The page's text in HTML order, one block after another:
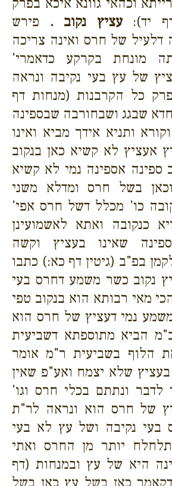
יד):עציץ נקוב . פירש
דלעיל של חרס ואינה צריכה
מונחת בקרקע כדאמרי'
של עץ בעי נקיבה ונראה
כל הקרבנות (מנחות דף
שבגג ושבחורבה שבספינה
ותניא אידך מביא ואינו
אעציץ לא קשיא כאן בנקוב
ספינה אספינה נמי לא קשיא
בשל חרס ומדלא משני
כו' מכלל דשל חרס אפי'
כנקובה ואתא לאשמועינן
שאינו בעציץ וקשה
בפ"ב (גיטין דף כא:) כתבו
נקוב כשר משמע דחרס בעי
מאי רבותא הוא בנקוב טפי
נמי דעציץ של חרס הוא
הביא מתוספתא דשביעית
הלוף בשביעית ר"מ אומר
שלא יצמח ואע"פ שאין
לדבר ונתתם בכלי חרס וגו'
של חרס הוא ונראה לר"ת
נקיבה ושל עץ לא בעי
יותר מן החרס ואתי
היא של עץ ובמנחות (דף